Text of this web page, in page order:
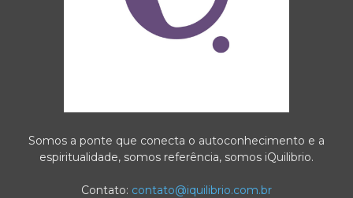
Somos a ponte que conecta o autoconhecimento e a
espiritualidade, somos referência, somos iQuilibrio.
Contato: contato@iquilibrio.com.br